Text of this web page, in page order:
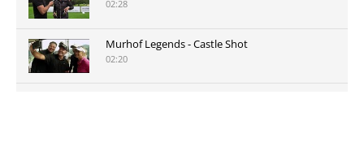
02:28
Murhof Legends - Castle Shot
02:20